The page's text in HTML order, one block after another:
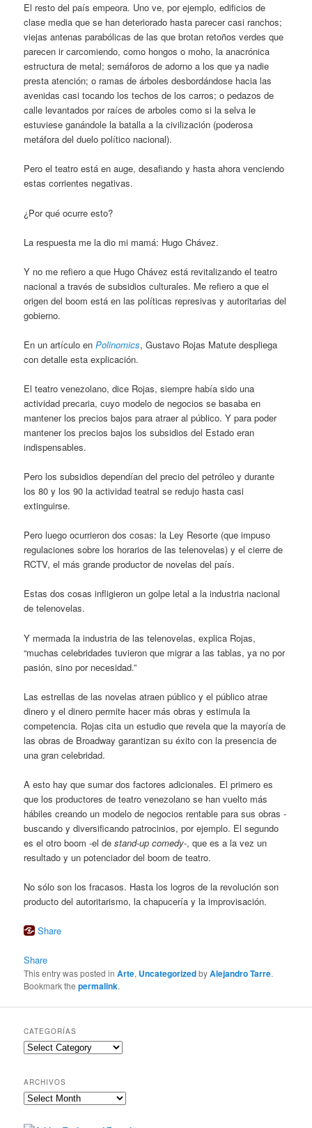
El resto del país empeora. Uno ve, por ejemplo, edificios de
clase media que se han deteriorado hasta parecer casi ranchos;
viejas antenas parabólicas de las que brotan retoños verdes que
parecen ir carcomiendo, como hongos o moho, la anacrónica
estructura de metal; semáforos de adorno a los que ya nadie
presta atención; o ramas de árboles desbordándose hacia las
avenidas casi tocando los techos de los carros; o pedazos de
calle levantados por raíces de arboles como si la selva le
estuviese ganándole la batalla a la civilización (poderosa
metáfora del duelo político nacional).
Pero el teatro está en auge, desafiando y hasta ahora venciendo
estas corrientes negativas.
¿Por qué ocurre esto?
La respuesta me la dio mi mamá: Hugo Chávez.
Y no me refiero a que Hugo Chávez está revitalizando el teatro
nacional a través de subsidios culturales. Me refiero a que el
origen del boom está en las políticas represivas y autoritarias del
gobierno.
En un artículo enPolinomics, Gustavo Rojas Matute despliega
con detalle esta explicación.
El teatro venezolano, dice Rojas, siempre había sido una
actividad precaria, cuyo modelo de negocios se basaba en
mantener los precios bajos para atraer al público. Y para poder
mantener los precios bajos los subsidios del Estado eran
indispensables.
Pero los subsidios dependían del precio del petróleo y durante
los 80 y los 90 la actividad teatral se redujo hasta casi
extinguirse.
Pero luego ocurrieron dos cosas: la Ley Resorte (que impuso
regulaciones sobre los horarios de las telenovelas) y el cierre de
RCTV, el más grande productor de novelas del país.
Estas dos cosas infligieron un golpe letal a la industria nacional
de telenovelas.
Y mermada la industria de las telenovelas, explica Rojas,
“muchas celebridades tuvieron que migrar a las tablas, ya no por
pasión, sino por necesidad.”
Las estrellas de las novelas atraen público y el público atrae
dinero y el dinero permite hacer más obras y estimula la
competencia. Rojas cita un estudio que revela que la mayoría de
las obras de Broadway garantizan su éxito con la presencia de
una gran celebridad.
A esto hay que sumar dos factores adicionales. El primero es
que los productores de teatro venezolano se han vuelto más
hábiles creando un modelo de negocios rentable para sus obras -
buscando y diversificando patrocinios, por ejemplo. El segundo
es el otro boom -el destand-up comedy-, que es a la vez un
resultado y un potenciador del boom de teatro.
No sólo son los fracasos. Hasta los logros de la revolución son
producto del autoritarismo, la chapucería y la improvisación.
Share
Share
This entry was posted inArte, UncategorizedbyAlejandro Tarre.
Bookmark thepermalink.
CATEGORÍAS
Categorías
ARCHIVOS
Archivos